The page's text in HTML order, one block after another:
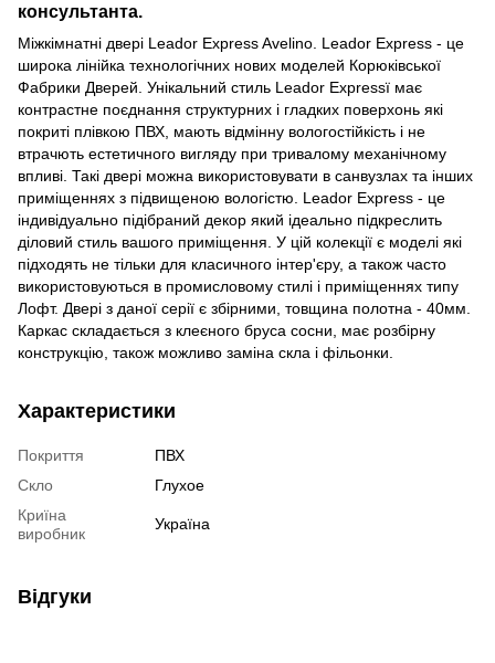
консультанта.
Міжкімнатні двері Leador Express Avelino. Leador Express - це
широка лінійка технологічних нових моделей Корюківської
Фабрики Дверей. Унікальний стиль Leador Expressї має
контрастне поєднання структурних і гладких поверхонь які
покриті плівкою ПВХ, мають відмінну вологостійкість і не
втрачють естетичного вигляду при тривалому механічному
впливі. Такі двері можна використовувати в санвузлах та інших
приміщеннях з підвищеною вологістю. Leador Express - це
індивідуально підібраний декор який ідеально підкреслить
діловий стиль вашого приміщення. У цій колекції є моделі які
підходять не тільки для класичного інтер'єру, а також часто
використовуються в промисловому стилі і приміщеннях типу
Лофт. Двері з даної серії є збірними, товщина полотна - 40мм.
Каркас складається з клеєного бруса сосни, має розбірну
конструкцію, також можливо заміна скла і фільонки.
Характеристики
Покриття
ПВХ
Скло
Глухое
Криїна
виробник
Україна
Відгуки